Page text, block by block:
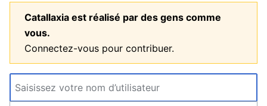
Catallaxia est réalisé par des gens comme
vous.
Connectez-vous pour contribuer.